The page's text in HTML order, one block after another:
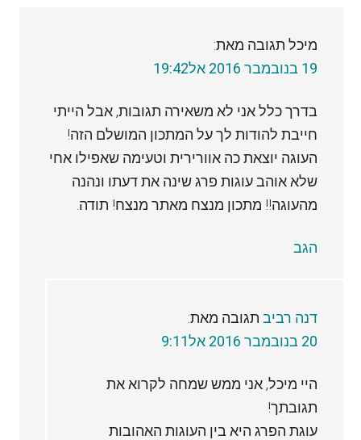
מיכל תגובה מאת:
19 בנובמבר 2016 אל19:42
בדרך כלל אני לא משאירה תגובות, אבל הייתי
חייבת להודות לך על המתכון המושלם הזה!
העוגה יוצאת כה אוורירית וטעימה שאפילו אחי
שלא אוהב עוגות פרג שינה את דעתו ונהנה
מהעוגה!! מתכון מנצח מאתר מנצח! תודה.
הגב
דנה רביב תגובה מאת:
20 בנובמבר 2016 אל9:11
היי מיכל, אני ממש שמחה לקרוא את
תגובתך!
עוגת הפרג היא בין העוגות האהובות